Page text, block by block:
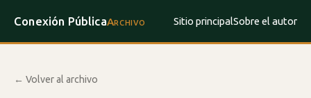
Conexión PúblicaArchivo Sitio principalSobre el autor
← Volver al archivo